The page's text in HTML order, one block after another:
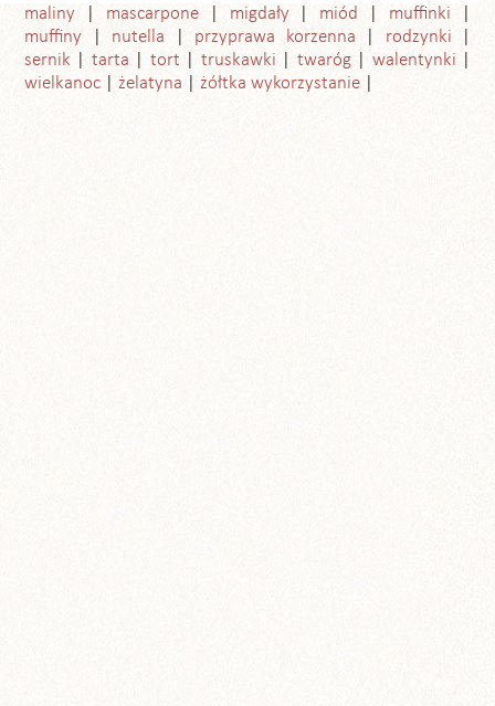
maliny
mascarpone migdały miód
muffinki
muffiny
nutella przyprawa korzenna
rodzynki
sernik
tarta tort truskawki twaróg
walentynki
wielkanoc
żelatyna żółtka wykorzystanie